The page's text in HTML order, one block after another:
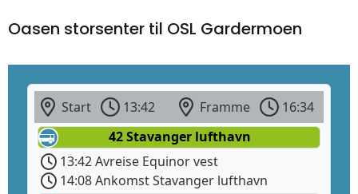
Oasen storsenter til OSL Gardermoen
Start 13:42 Framme
16:34
42 Stavanger lufthavn
13:42 Avreise Equinor vest
14:08 Ankomst Stavanger lufthavn